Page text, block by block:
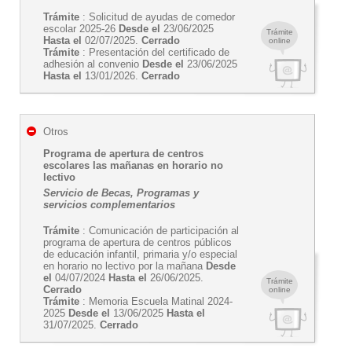
Trámite
online
Trámite : Solicitud de ayudas de comedor
escolar 2025-26 Desde el 23/06/2025
Hasta el 02/07/2025. Cerrado
Trámite : Presentación del certificado de
adhesión al convenio Desde el 23/06/2025
Hasta el 13/01/2026. Cerrado
Trámite
online
Otros
Programa de apertura de centros
escolares las mañanas en horario no
lectivo
Servicio de Becas, Programas y
servicios complementarios
Trámite : Comunicación de participación al
programa de apertura de centros públicos
de educación infantil, primaria y/o especial
en horario no lectivo por la mañana Desde
el 04/07/2024 Hasta el 26/06/2025.
Cerrado
Trámite : Memoria Escuela Matinal 2024-
2025 Desde el 13/06/2025 Hasta el
31/07/2025. Cerrado